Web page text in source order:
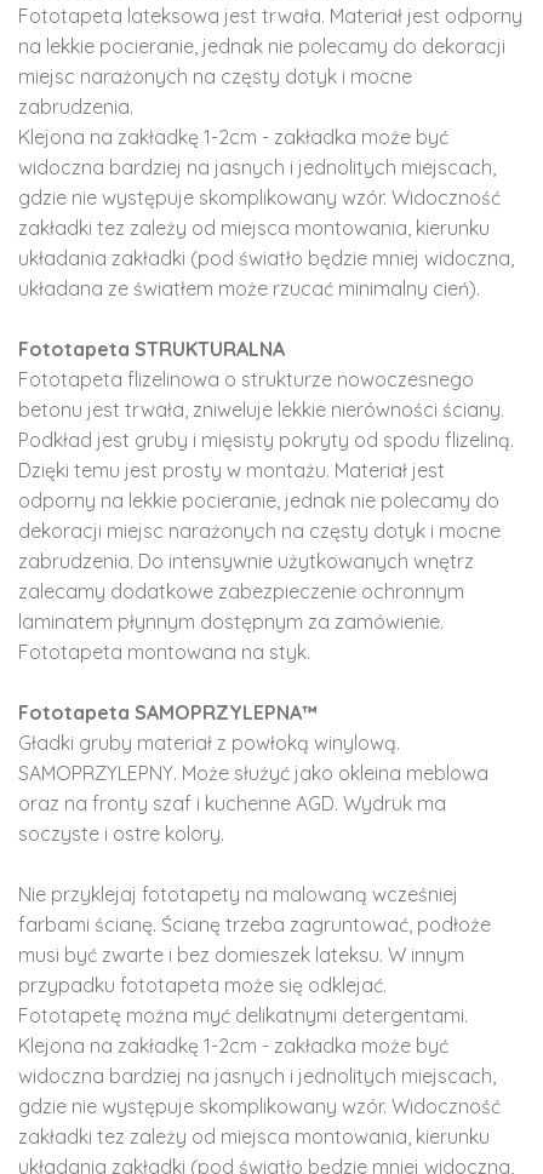
Fototapeta lateksowa jest trwała. Materiał jest odporny
na lekkie pocieranie, jednak nie polecamy do dekoracji
miejsc narażonych na częsty dotyk i mocne
zabrudzenia.
Klejona na zakładkę 1-2cm - zakładka może być
widoczna bardziej na jasnych i jednolitych miejscach,
gdzie nie występuje skomplikowany wzór. Widoczność
zakładki tez zależy od miejsca montowania, kierunku
układania zakładki (pod światło będzie mniej widoczna,
układana ze światłem może rzucać minimalny cień).
Fototapeta STRUKTURALNA
Fototapeta flizelinowa o strukturze nowoczesnego
betonu jest trwała, zniweluje lekkie nierówności ściany.
Podkład jest gruby i mięsisty pokryty od spodu flizeliną.
Dzięki temu jest prosty w montażu. Materiał jest
odporny na lekkie pocieranie, jednak nie polecamy do
dekoracji miejsc narażonych na częsty dotyk i mocne
zabrudzenia. Do intensywnie użytkowanych wnętrz
zalecamy dodatkowe zabezpieczenie ochronnym
laminatem płynnym dostępnym za zamówienie.
Fototapeta montowana na styk.
Fototapeta SAMOPRZYLEPNA™
Gładki gruby materiał z powłoką winylową.
SAMOPRZYLEPNY. Może służyć jako okleina meblowa
oraz na fronty szaf i kuchenne AGD. Wydruk ma
soczyste i ostre kolory.
Nie przyklejaj fototapety na malowaną wcześniej
farbami ścianę. Ścianę trzeba zagruntować, podłoże
musi być zwarte i bez domieszek lateksu. W innym
przypadku fototapeta może się odklejać.
Fototapetę można myć delikatnymi detergentami.
Klejona na zakładkę 1-2cm - zakładka może być
widoczna bardziej na jasnych i jednolitych miejscach,
gdzie nie występuje skomplikowany wzór. Widoczność
zakładki tez zależy od miejsca montowania, kierunku
układania zakładki (pod światło będzie mniej widoczna,